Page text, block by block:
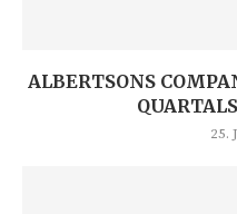
ALBERTSONS
25.